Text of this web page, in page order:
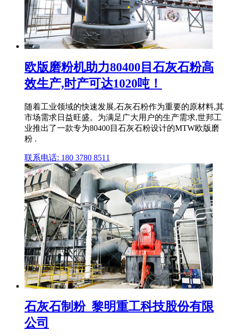
欧版磨粉机助力80400目石灰石粉高
效生产,时产可达1020吨！
随着工业领域的快速发展,石灰石粉作为重要的原材料,其
市场需求日益旺盛。为满足广大用户的生产需求,世邦工
业推出了一款专为80400目石灰石粉设计的MTW欧版磨
粉 .
联系电话: 180 3780 8511
石灰石制粉_黎明重工科技股份有限
公司